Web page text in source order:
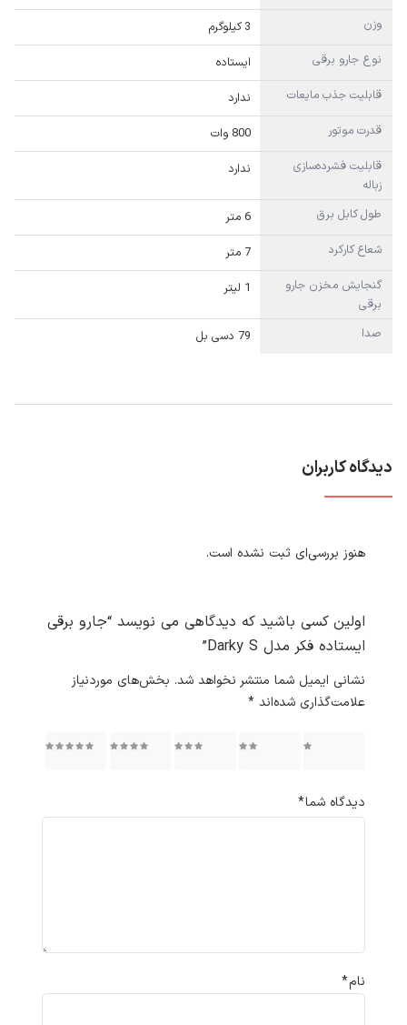
وزن
3 کیلوگرم
نوع جارو برقی
ایستاده
قابلیت جذب مایعات
ندارد
قدرت موتور
800 وات
قابلیت فشرده‌سازی
زباله
ندارد
طول کابل برق
6 متر
شعاع کارکرد
7 متر
گنجایش مخزن جارو
برقی
1 لیتر
صدا 79 دسی بل
دیدگاه کاربران
هنوز بررسی‌ای ثبت نشده است.
اولین کسی باشید که دیدگاهی می نویسد “جارو برقی
ایستاده فکر مدل Darky S”
نشانی ایمیل شما منتشر نخواهد شد. بخش‌های موردنیاز
علامت‌گذاری شده‌اند *
۳ از ۵ ۴ از ۵ ۵ از ۵
دیدگاه شما*
نام*